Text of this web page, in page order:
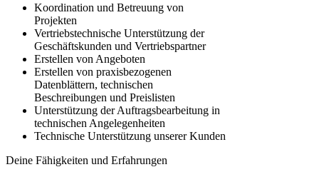
Koordination und Betreuung von
Projekten
Vertriebstechnische Unterstützung der
Geschäftskunden und Vertriebspartner
Erstellen von Angeboten
Erstellen von praxisbezogenen
Datenblättern, technischen
Beschreibungen und Preislisten
Unterstützung der Auftragsbearbeitung in
technischen Angelegenheiten
Technische Unterstützung unserer Kunden
Deine Fähigkeiten und Erfahrungen